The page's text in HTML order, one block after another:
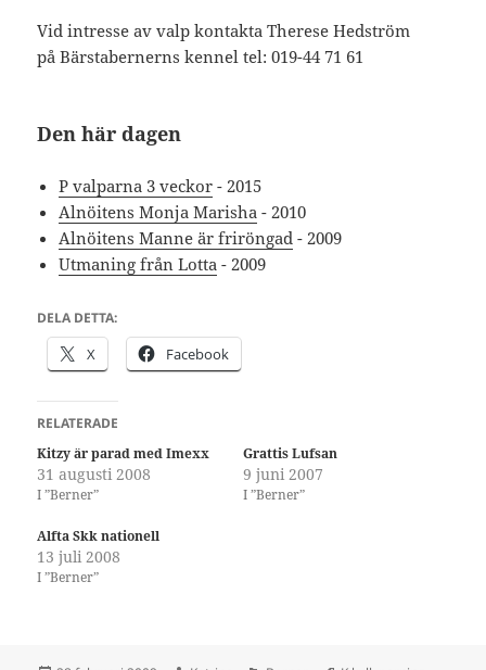
Vid intresse av valp kontakta Therese Hedström
på Bärstabernerns kennel tel:019-44 71 61
Den här dagen
P valparna 3 veckor - 2015
Alnöitens Monja Marisha - 2010
Alnöitens Manne är friröngad - 2009
Utmaning från Lotta - 2009
DELA DETTA:
X Facebook
RELATERADE
Kitzy är parad med Imexx
31 augusti 2008
I ”Berner”
Grattis Lufsan
9 juni 2007
I ”Berner”
Alfta Skk nationell
13 juli 2008
I ”Berner”